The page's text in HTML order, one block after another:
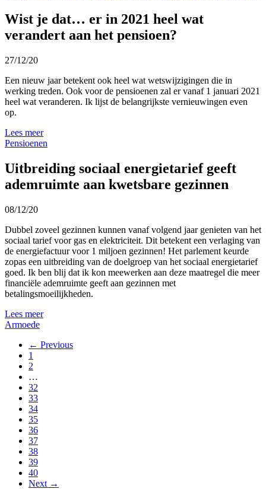
Wist je dat… er in 2021 heel wat
verandert aan het pensioen?
27/12/20
Een nieuw jaar betekent ook heel wat wetswijzigingen die in
werking treden. Ook voor de pensioenen zal er vanaf 1 januari 2021
heel wat veranderen. Ik lijst de belangrijkste vernieuwingen even
op.
Lees meer
Pensioenen
Uitbreiding sociaal energietarief geeft
ademruimte aan kwetsbare gezinnen
08/12/20
Dubbel zoveel gezinnen kunnen vanaf volgend jaar genieten van het
sociaal tarief voor gas en elektriciteit. Dit betekent een verlaging van
de energiefactuur voor 1 miljoen gezinnen! Het parlement keurde
zopas een uitbreiding van de doelgroep van het sociaal energietarief
goed. Ik ben blij dat ik kon meewerken aan deze maatregel die meer
financiële ademruimte geeft aan gezinnen met
betalingsmoeilijkheden.
Lees meer
Armoede
← Previous
1
2
…
32
33
34
35
36
37
38
39
40
Next →